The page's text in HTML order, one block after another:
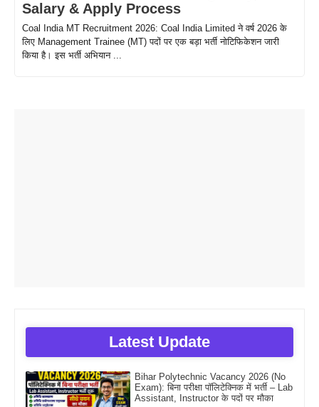
Salary & Apply Process
Coal India MT Recruitment 2026: Coal India Limited ने वर्ष 2026 के
लिए Management Trainee (MT) पदों पर एक बड़ा भर्ती नोटिफिकेशन जारी
किया है। इस भर्ती अभियान ...
Latest Update
Bihar Polytechnic Vacancy 2026 (No
Exam): बिना परीक्षा पॉलिटेक्निक में भर्ती – Lab
Assistant, Instructor के पदों पर मौका